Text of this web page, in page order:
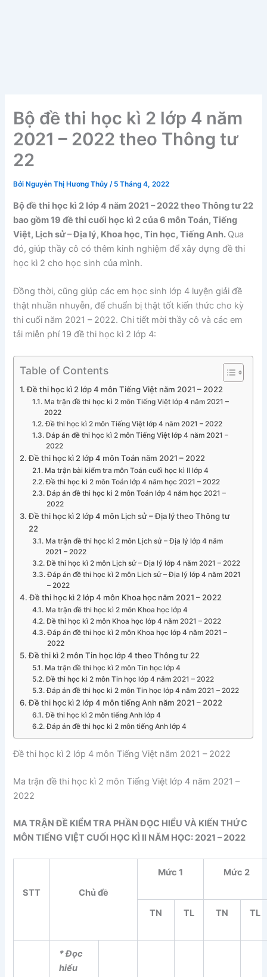
Bộ đề thi học kì 2 lớp 4 năm
2021 – 2022 theo Thông tư
22
Bởi Nguyễn Thị Hương Thủy/ 5 Tháng 4, 2022
Bộ đề thi học kì 2 lớp 4 năm 2021 – 2022 theo Thông tư 22
bao gồm 19 đề thi cuối học kì 2 của 6 môn Toán, Tiếng
Việt, Lịch sử – Địa lý, Khoa học, Tin học, Tiếng Anh. Qua
đó, giúp thầy cô có thêm kinh nghiệm để xây dựng đề thi
học kì 2 cho học sinh của mình.
Đồng thời, cũng giúp các em học sinh lớp 4 luyện giải đề
thật nhuần nhuyễn, để chuẩn bị thật tốt kiến thức cho kỳ
thi cuối năm 2021 – 2022. Chi tiết mời thầy cô và các em
tải miễn phí 19 đề thi học kì 2 lớp 4:
Table of Contents
Đề thi học kì 2 lớp 4 môn Tiếng Việt năm 2021 – 2022
Ma trận đề thi học kì 2 môn Tiếng Việt lớp 4 năm 2021 –
2022
Đề thi học kì 2 môn Tiếng Việt lớp 4 năm 2021 – 2022
Đáp án đề thi học kì 2 môn Tiếng Việt lớp 4 năm 2021 –
2022
Đề thi học kì 2 lớp 4 môn Toán năm 2021 – 2022
Ma trận bài kiểm tra môn Toán cuối học kì II lớp 4
Đề thi học kì 2 môn Toán lớp 4 năm học 2021 – 2022
Đáp án đề thi học kì 2 môn Toán lớp 4 năm học 2021 –
2022
Đề thi học kì 2 lớp 4 môn Lịch sử – Địa lý theo Thông tư
22
Ma trận đề thi học kì 2 môn Lịch sử – Địa lý lớp 4 năm
2021 – 2022
Đề thi học kì 2 môn Lịch sử – Địa lý lớp 4 năm 2021 – 2022
Đáp án đề thi học kì 2 môn Lịch sử – Địa lý lớp 4 năm 2021
– 2022
Đề thi học kì 2 lớp 4 môn Khoa học năm 2021 – 2022
Ma trận đề thi học kì 2 môn Khoa học lớp 4
Đề thi học kì 2 môn Khoa học lớp 4 năm 2021 – 2022
Đáp án đề thi học kì 2 môn Khoa học lớp 4 năm 2021 –
2022
Đề thi kì 2 môn Tin học lớp 4 theo Thông tư 22
Ma trận đề thi học kì 2 môn Tin học lớp 4
Đề thi học kì 2 môn Tin học lớp 4 năm 2021 – 2022
Đáp án đề thi học kì 2 môn Tin học lớp 4 năm 2021 – 2022
Đề thi học kì 2 lớp 4 môn tiếng Anh năm 2021 – 2022
Đề thi học kì 2 môn tiếng Anh lớp 4
Đáp án đề thi học kì 2 môn tiếng Anh lớp 4
Đề thi học kì 2 lớp 4 môn Tiếng Việt năm 2021 – 2022
Ma trận đề thi học kì 2 môn Tiếng Việt lớp 4 năm 2021 –
2022
MA TRẬN ĐỀ KIỂM TRA PHẦN ĐỌC HIỂU VÀ KIẾN THỨC
MÔN TIẾNG VIỆT CUỐI HỌC KÌ II NĂM HỌC: 2021– 2022
STT Chủ đề
Mức 1 Mức 2
TN TL TN TL
* Đọc
hiểu